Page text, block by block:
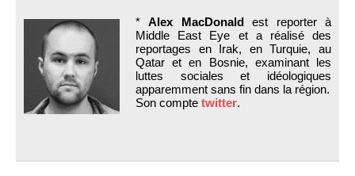
*Alex MacDonaldest reporter à
Middle East Eye et a réalisé des
reportages en Irak, en Turquie, au
Qatar et en Bosnie, examinant les
luttes sociales et idéologiques
apparemment sans fin dans la région.
Son compte twitter.